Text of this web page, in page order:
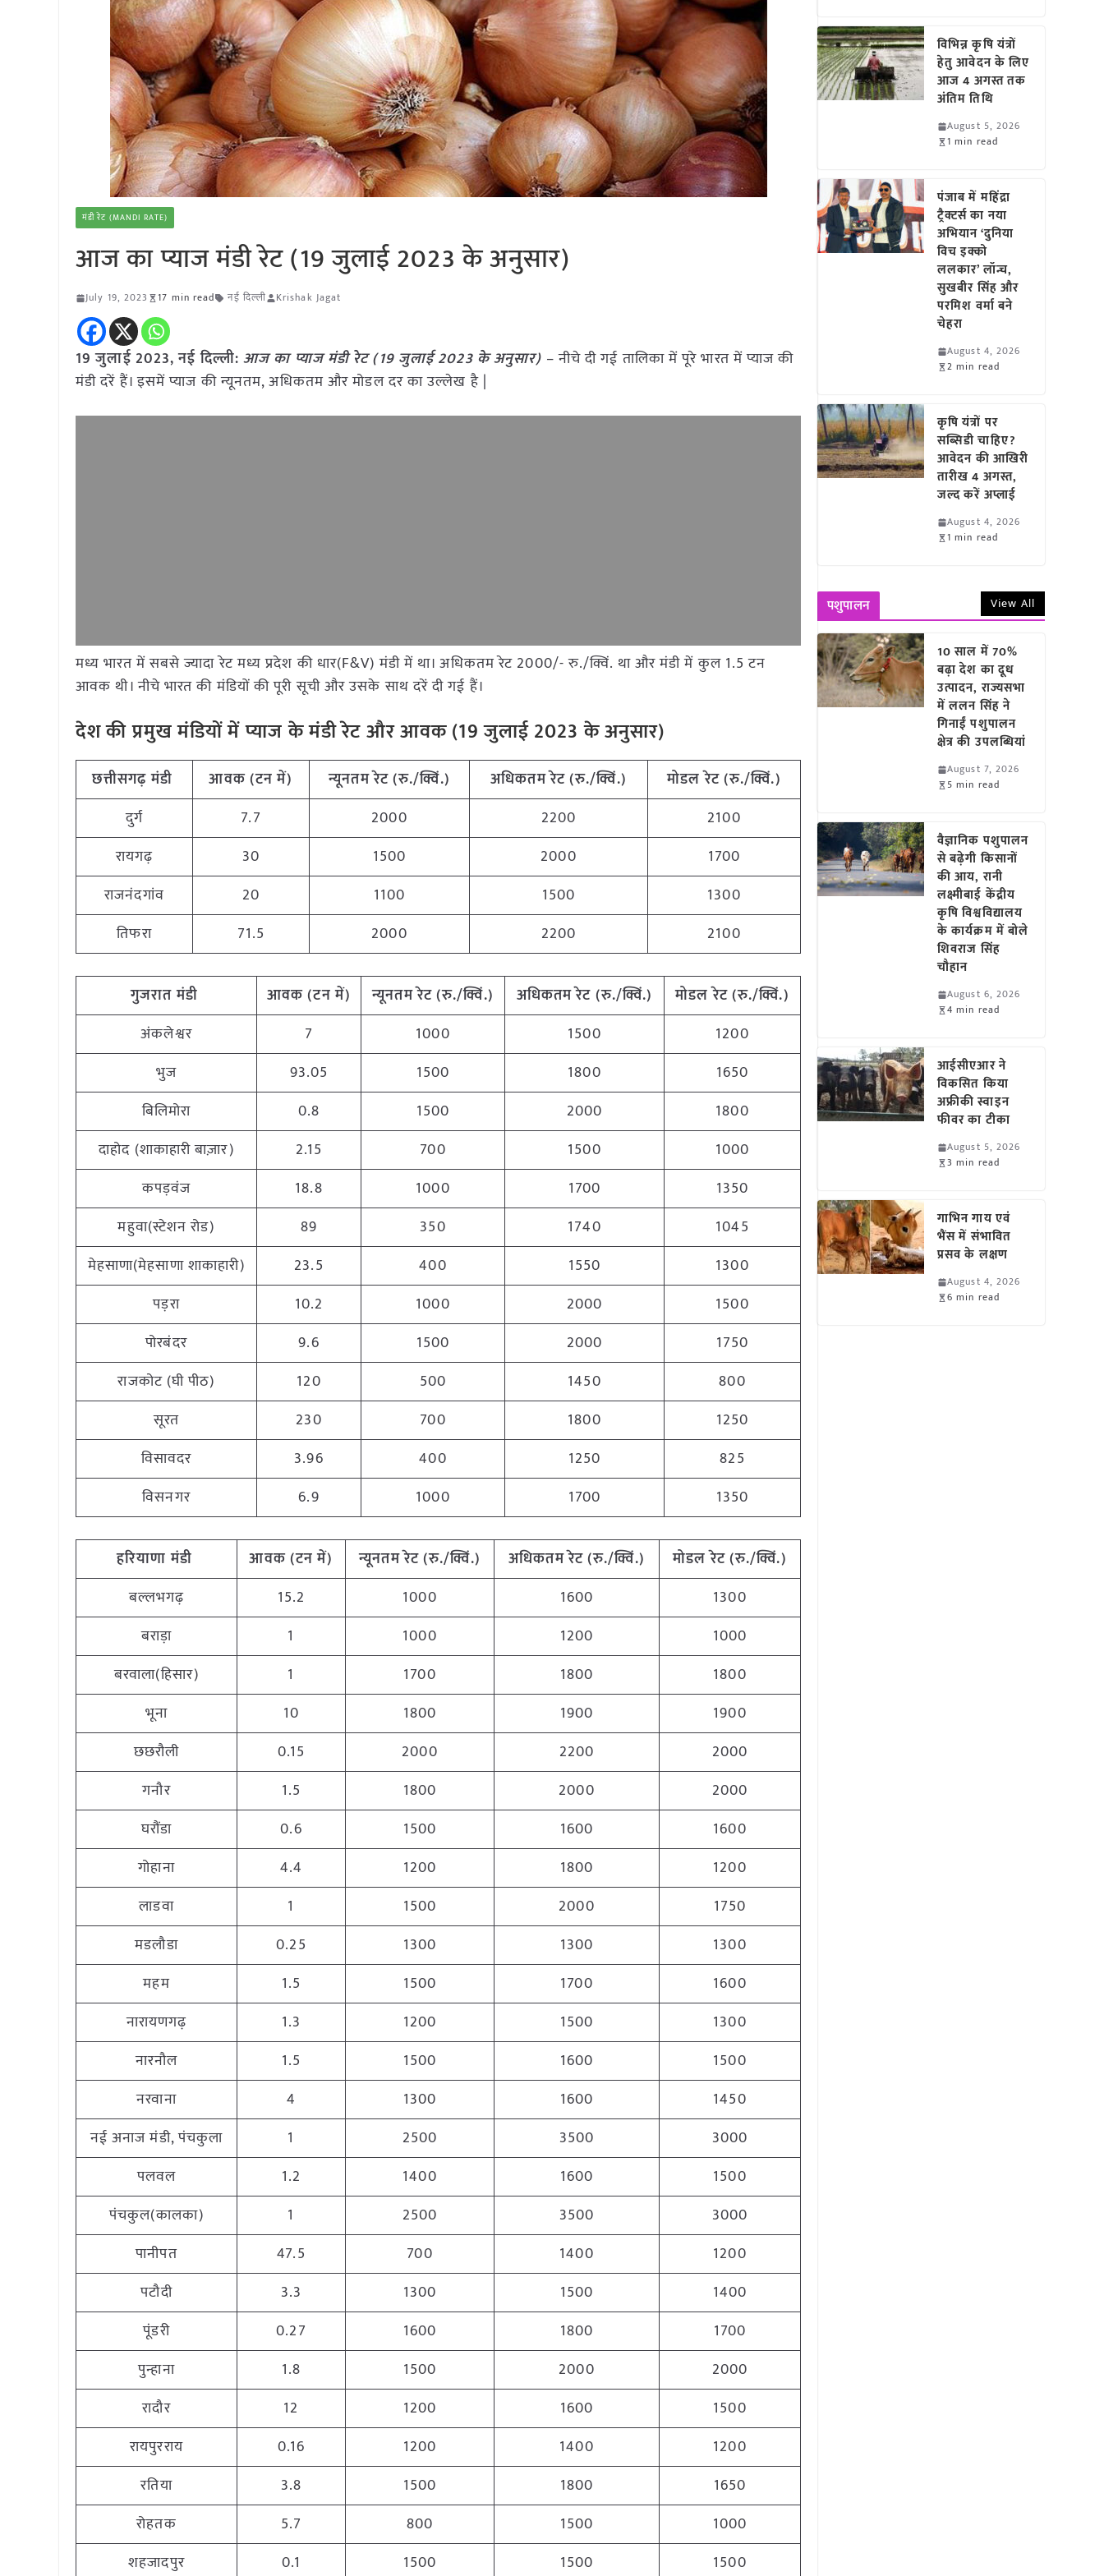
मंडी रेट (MANDI RATE)
आज का प्याज मंडी रेट (19 जुलाई 2023 के अनुसार)
July 19, 2023 17 min read नई दिल्ली Krishak Jagat
19 जुलाई 2023, नई दिल्ली: आज का प्याज मंडी रेट (19 जुलाई2023 के अनुसार) – नीचे दी गई तालिका में पूरे भारत में प्याज की
मंडी दरें हैं। इसमें प्याज की न्यूनतम, अधिकतम और मोडल दर का उल्लेख है |
मध्य भारत में सबसे ज्यादा रेट मध्य प्रदेश की धार(F&V) मंडी में था। अधिकतम रेट 2000/- रु./क्विं. था और मंडी में कुल 1.5 टन
आवक थी। नीचे भारत की मंडियों की पूरी सूची और उसके साथ दरें दी गई हैं।
देश की प्रमुख मंडियों में प्याजके मंडी रेट और आवक (19 जुलाई 2023 के अनुसार)
छत्तीसगढ़मंडी आवक (टन में) न्यूनतमरेट (रु./क्विं.) अधिकतमरेट (रु./क्विं.) मोडल रेट(रु./क्विं.)
दुर्ग
7.7 2000 2200
2100
रायगढ़
30 1500 2000
1700
राजनंदगांव
20 1100 1500
1300
तिफरा
71.5 2000 2200 2100
गुजरातमंडी आवक (टनमें) न्यूनतमरेट (रु./क्विं.) अधिकतमरेट (रु./क्विं.) मोडल रेट(रु./क्विं.)
अंकलेश्वर
7 1000 1500
1200
भुज
93.05 1500 1800
1650
बिलिमोरा
0.8 1500 2000
1800
दाहोद (शाकाहारी बाज़ार)
2.15 700 1500
1000
कपड़वंज
18.8 1000 1700
1350
महुवा(स्टेशन रोड)
89 350 1740
1045
मेहसाणा(मेहसाणा शाकाहारी)
23.5 400 1550
1300
पड़रा
10.2 1000 2000
1500
पोरबंदर
9.6 1500 2000
1750
राजकोट (घी पीठ)
120 500 1450
800
सूरत
230 700 1800
1250
विसावदर
3.96 400 1250
825
विसनगर
6.9 1000 1700 1350
हरियाणा मंडी आवक (टन में) न्यूनतमरेट (रु./क्विं.) अधिकतमरेट (रु./क्विं.) मोडल रेट(रु./क्विं.)
बल्लभगढ़
15.2 1000 1600
1300
बराड़ा
1 1000 1200
1000
बरवाला(हिसार)
1 1700 1800
1800
भूना
10 1800 1900
1900
छछरौली
0.15 2000 2200
2000
गनौर
1.5 1800 2000
2000
घरौंडा
0.6 1500 1600
1600
गोहाना
4.4 1200 1800
1200
लाडवा
1 1500 2000
1750
मडलौडा
0.25 1300 1300
1300
महम
1.5 1500 1700
1600
नारायणगढ़
1.3 1200 1500
1300
नारनौल
1.5 1500 1600
1500
नरवाना
4 1300 1600
1450
नई अनाज मंडी, पंचकुला
1 2500 3500
3000
पलवल
1.2 1400 1600
1500
पंचकुल(कालका)
1 2500 3500
3000
पानीपत
47.5 700 1400
1200
पटौदी
3.3 1300 1500
1400
पूंडरी
0.27 1600 1800
1700
पुन्हाना
1.8 1500 2000
2000
रादौर
12 1200 1600
1500
रायपुरराय
0.16 1200 1400
1200
रतिया
3.8 1500 1800
1650
रोहतक
5.7 800 1500
1000
शहजादपुर
0.1 1500 1500 1500
विभिन्न कृषि यंत्रों
हेतु आवेदन के लिए
आज 4 अगस्त तक
अंतिम तिथि
August 5, 2026
1 min read
पंजाब में महिंद्रा
ट्रैक्टर्स का नया
अभियान ‘दुनिया
विच इक्को
ललकार’ लॉन्च,
सुखबीर सिंह और
परमिश वर्मा बने
चेहरा
August 4, 2026
2 min read
कृषि यंत्रों पर
सब्सिडी चाहिए?
आवेदन की आखिरी
तारीख 4 अगस्त,
जल्द करें अप्लाई
August 4, 2026
1 min read
पशुपालन View All
10 साल में 70%
बढ़ा देश का दूध
उत्पादन, राज्यसभा
में ललन सिंह ने
गिनाईं पशुपालन
क्षेत्र की उपलब्धियां
August 7, 2026
5 min read
वैज्ञानिक पशुपालन
से बढ़ेगी किसानों
की आय, रानी
लक्ष्मीबाई केंद्रीय
कृषि विश्वविद्यालय
के कार्यक्रम में बोले
शिवराज सिंह
चौहान
August 6, 2026
4 min read
आईसीएआर ने
विकसित किया
अफ्रीकी स्वाइन
फीवर का टीका
August 5, 2026
3 min read
गाभिन गाय एवं
भैंस में संभावित
प्रसव के लक्षण
August 4, 2026
6 min read